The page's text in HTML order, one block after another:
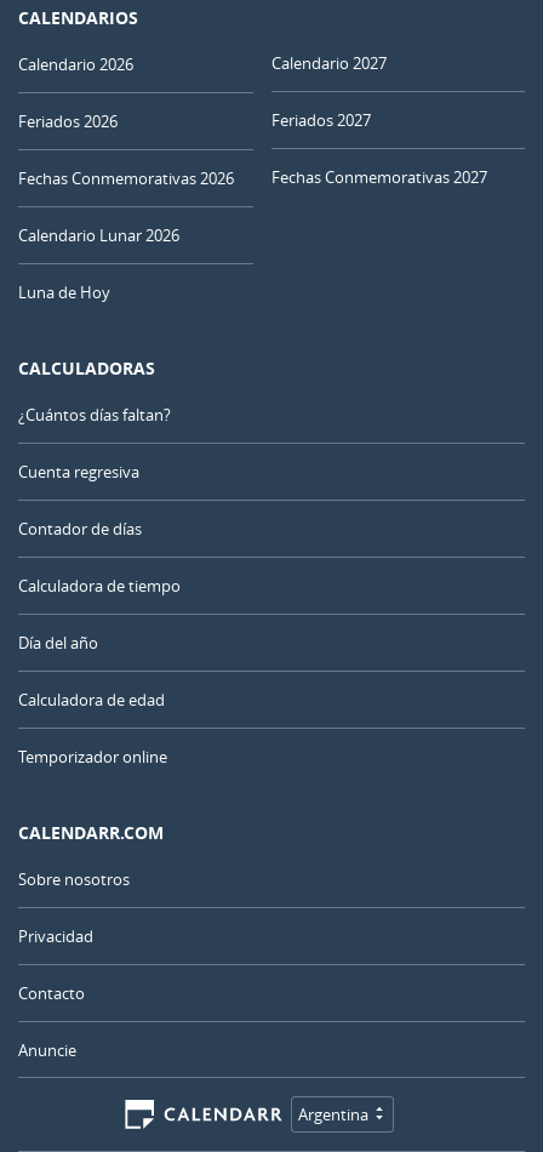
CALENDARIOS
Calendario 2026
Feriados 2026
Fechas Conmemorativas 2026
Calendario Lunar 2026
Luna de Hoy
Calendario 2027
Feriados 2027
Fechas Conmemorativas 2027
CALCULADORAS
¿Cuántos días faltan?
Cuenta regresiva
Contador de días
Calculadora de tiempo
Día del año
Calculadora de edad
Temporizador online
CALENDARR.COM
Sobre nosotros
Privacidad
Contacto
Anuncie
Argentina